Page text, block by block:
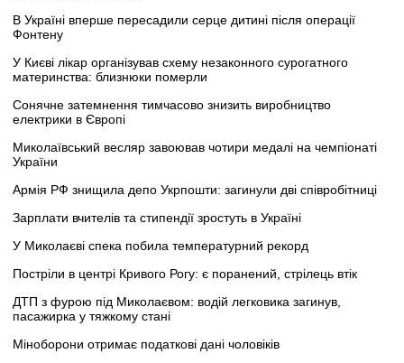
В Україні вперше пересадили серце дитині після операції
Фонтену
У Києві лікар організував схему незаконного сурогатного
материнства: близнюки померли
Сонячне затемнення тимчасово знизить виробництво
електрики в Європі
Миколаївський весляр завоював чотири медалі на чемпіонаті
України
Армія РФ знищила депо Укрпошти: загинули дві співробітниці
Зарплати вчителів та стипендії зростуть в Україні
У Миколаєві спека побила температурний рекорд
Постріли в центрі Кривого Рогу: є поранений, стрілець втік
ДТП з фурою під Миколаєвом: водій легковика загинув,
пасажирка у тяжкому стані
Міноборони отримає податкові дані чоловіків